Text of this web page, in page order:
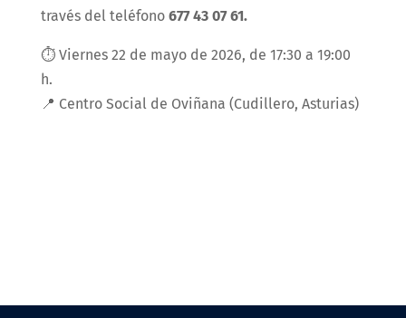
través del teléfono677 43 07 61.
⏱️ Viernes 22 de mayo de 2026, de 17:30 a 19:00
h.
📍 Centro Social de Oviñana (Cudillero, Asturias)